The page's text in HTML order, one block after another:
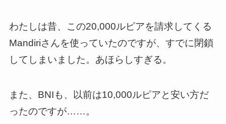
わたしは昔、この20,000ルピアを請求してくる
Mandiriさんを使っていたのですが、すでに閉鎖
してしまいました。あほらしすぎる。
また、BNIも、以前は10,000ルピアと安い方だ
ったのですが……。